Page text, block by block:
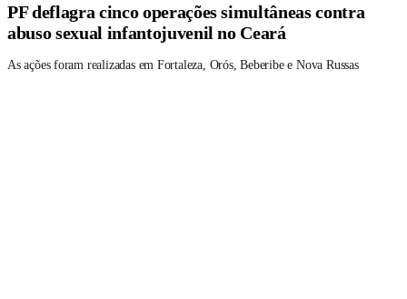
PF deflagra cinco operações simultâneas contra
abuso sexual infantojuvenil no Ceará
As ações foram realizadas em Fortaleza, Orós, Beberibe e Nova Russas